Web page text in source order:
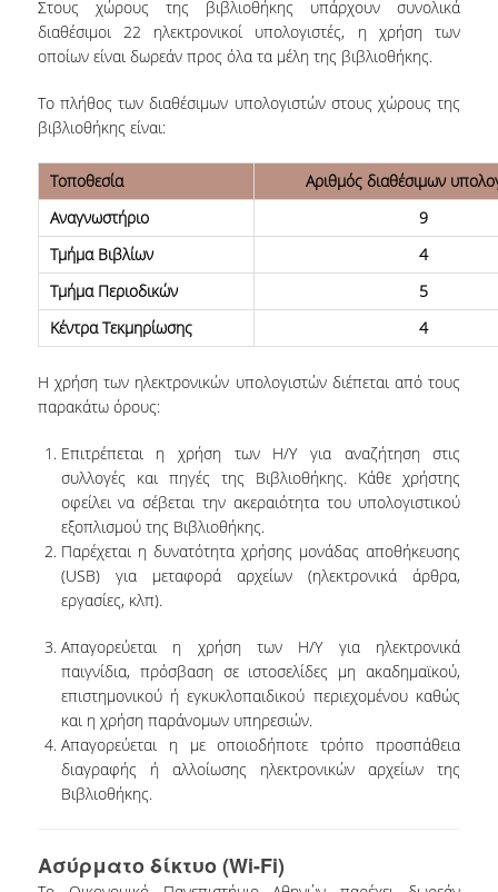
ΕΡΓΑ ΑΝΑΠΤΥΞΗΣ
ΨΗΦΙΑΚΕΣ ΠΗΓΕΣ
ΚΕΝΤΡΑ ΤΕΚΜΗΡΙΩΣΗΣ
Κ.Ε.Τ
ΟΟΣΑ
ΑΝΑΓΝΩΣΤΗΡΙΟ
ΔΑΝΕΙΣΜΟΣ
ΔΙΑΔΑΝΕΙΣΜΟΣ
ΦΩΤΟΤΥΠΗΣΗ –
ΕΚΤΥΠΩΣΗ
ΕΚΠΑΙΔΕΥΤΙΚΕΣ
ΠΑΡΟΥΣΙΑΣΕΙΣ -
Στους χώρους της βιβλιοθήκης υπάρχουν συνολικά
διαθέσιμοι 22 ηλεκτρονικοί υπολογιστές, η χρήση των
οποίων είναι δωρεάν προς όλα τα μέλη της βιβλιοθήκης.
Το πλήθος των διαθέσιμων υπολογιστών στους χώρους της
βιβλιοθήκης είναι:
Τοποθεσία
Αριθμός διαθέσιμων
Αναγνωστήριο
9
Τμήμα Βιβλίων
4
Τμήμα Περιοδικών
5
Κέντρα Τεκμηρίωσης
4
Η χρήση των ηλεκτρονικών υπολογιστών διέπεται από τους
παρακάτω όρους:
Επιτρέπεται η χρήση των Η/Υ για αναζήτηση στις
συλλογές και πηγές της Βιβλιοθήκης. Κάθε χρήστης
οφείλει να σέβεται την ακεραιότητα του υπολογιστικού
εξοπλισμού της Βιβλιοθήκης.
Παρέχεται η δυνατότητα χρήσης μονάδας αποθήκευσης
(USB) για μεταφορά αρχείων (ηλεκτρονικά άρθρα,
εργασίες, κλπ).
Απαγορεύεται η χρήση των Η/Υ για ηλεκτρονικά
παιγνίδια, πρόσβαση σε ιστοσελίδες μη ακαδημαϊκού,
επιστημονικού ή εγκυκλοπαιδικού περιεχομένου καθώς
και η χρήση παράνομων υπηρεσιών.
Απαγορεύεται η με οποιοδήποτε τρόπο προσπάθεια
διαγραφής ή αλλοίωσης ηλεκτρονικών αρχείων της
Βιβλιοθήκης.
Ασύρματο δίκτυο (Wi-Fi)